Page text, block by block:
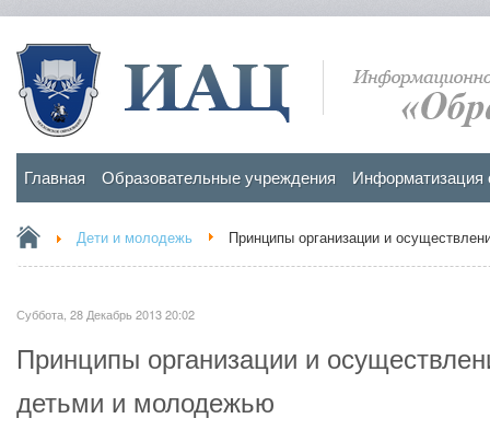
Главная Образовательные учреждения Информатизация
Дети и молодежь Принципы организации и
Суббота, 28 Декабрь 2013 20:02
Принципы организации и
детьми и молодежью